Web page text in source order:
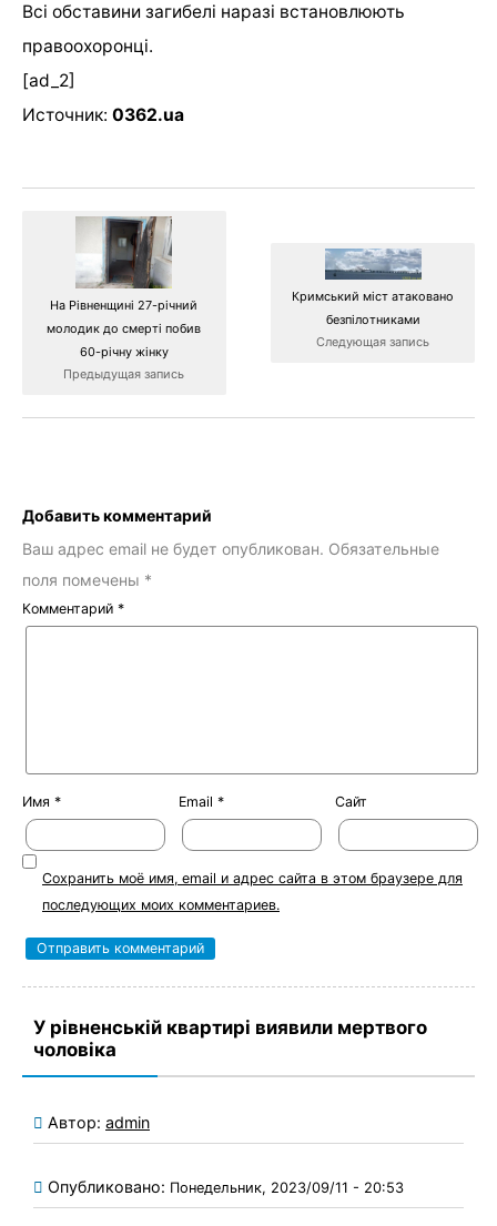
Всі обставини загибелі наразі встановлюють
правоохоронці.
[ad_2]
Источник: 0362.ua
На Рівненщині 27-річний
молодик до смерті побив
60-річну жінку
Предыдущая запись
Кримський міст атаковано
безпілотниками
Следующая запись
Добавить комментарий
Ваш адрес email не будет опубликован. Обязательные
поля помечены *
Комментарий *
Имя * Email * Сайт
Сохранить моё имя, email и адрес сайта в этом браузере для
последующих моих комментариев.
У рівненській квартирі виявили мертвого
чоловіка
Автор: admin
Опубликовано: Понедельник, 2023/09/11 - 20:53